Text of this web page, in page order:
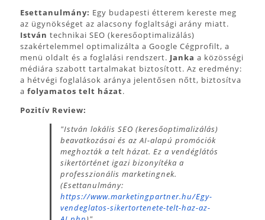
Esettanulmány: Egy budapesti étterem kereste meg
az ügynökséget az alacsony foglaltsági arány miatt.
István technikai SEO (keresőoptimalizálás)
szakértelemmel optimalizálta a Google Cégprofilt, a
menü oldalt és a foglalási rendszert. Janka a közösségi
médiára szabott tartalmakat biztosított. Az eredmény:
a hétvégi foglalások aránya jelentősen nőtt, biztosítva
a folyamatos telt házat.
Pozitív Review:
"István lokális SEO (keresőoptimalizálás)
beavatkozásai és az AI-alapú promóciók
meghozták a telt házat. Ez a vendéglátós
sikertörténet igazi bizonyítéka a
professzionális marketingnek.
(Esettanulmány:
https://www.marketingpartner.hu/Egy-
vendeglatos-sikertortenete-telt-haz-az-